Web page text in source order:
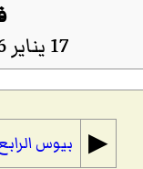
17 يناير 1566 – 1 مايو 1572
▶︎ بيوس